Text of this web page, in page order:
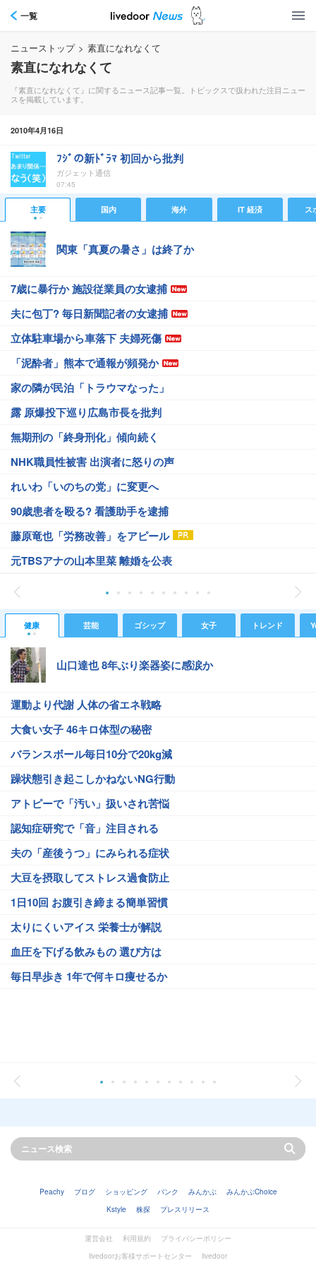
一覧
ニューストップ > 素直になれなくて
素直になれなくて
『素直になれなくて』に関するニュース記事一覧。トピックスで扱われた注目ニュー
スを掲載しています。
2010年4月16日
ﾌｼﾞの新ﾄﾞﾗﾏ 初回から批判
ガジェット通信
07:45
主要 国内 海外 IT 経済 ス
関東「真夏の暑さ」は終了か
7歳に暴行か 施設従業員の女逮捕
夫に包丁? 毎日新聞記者の女逮捕
立体駐車場から車落下 夫婦死傷
「泥酔者」熊本で通報が頻発か
家の隣が民泊「トラウマなった」
露 原爆投下巡り広島市長を批判
無期刑の「終身刑化」傾向続く
NHK職員性被害 出演者に怒りの声
れいわ「いのちの党」に変更へ
90歳患者を殴る? 看護助手を逮捕
藤原竜也「労務改善」をアピール
元TBSアナの山本里菜 離婚を公表
健康 芸能 ゴシップ 女子 トレンド
山口達也 8年ぶり楽器姿に感涙か
運動より代謝 人体の省エネ戦略
大食い女子 46キロ体型の秘密
バランスボール毎日10分で20kg減
躁状態引き起こしかねないNG行動
アトピーで「汚い」扱いされ苦悩
認知症研究で「音」注目される
夫の「産後うつ」にみられる症状
大豆を摂取してストレス過食防止
1日10回 お腹引き締まる簡単習慣
太りにくいアイス 栄養士が解説
血圧を下げる飲みもの 選び方は
毎日早歩き 1年で何キロ痩せるか
Peachy ブログ ショッピング バンク みんかぶ
みんかぶChoice
Kstyle
株探 プレスリリース
運営会社 利用規約
プライバシーポリシー
livedoorお客様サポートセンター
livedoor